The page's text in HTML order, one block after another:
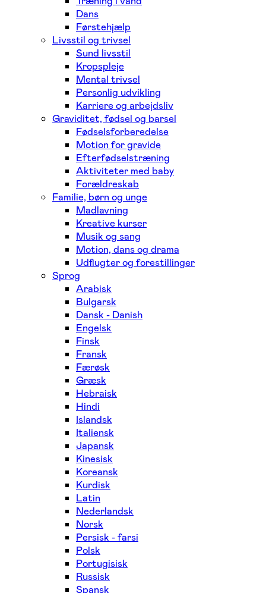
Dans
Førstehjælp
Livsstil og trivsel
Sund livsstil
Kropspleje
Mental trivsel
Personlig udvikling
Karriere og arbejdsliv
Graviditet, fødsel og barsel
Fødselsforberedelse
Motion for gravide
Efterfødselstræning
Aktiviteter med baby
Forældreskab
Familie, børn og unge
Madlavning
Kreative kurser
Musik og sang
Motion, dans og drama
Udflugter og forestillinger
Sprog
Arabisk
Bulgarsk
Dansk - Danish
Engelsk
Finsk
Fransk
Færøsk
Græsk
Hebraisk
Hindi
Islandsk
Italiensk
Japansk
Kinesisk
Koreansk
Kurdisk
Latin
Nederlandsk
Norsk
Persisk - farsi
Polsk
Portugisisk
Russisk
Spansk